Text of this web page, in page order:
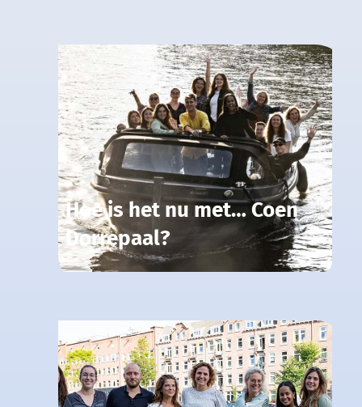
Hoe is het nu met… Coen
Dorrepaal?